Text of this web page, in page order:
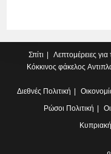
Σπίτι Λεπτομέρειες
Κόκκινος φάκελος
Διεθνές Πολιτική
Ρώσοι Πολιτική
Κυπριακή